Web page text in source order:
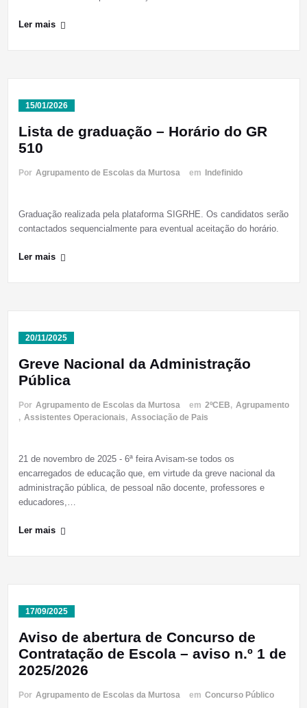
Ler mais
15/01/2026
Lista de graduação – Horário do GR
510
Por Agrupamento de Escolas da Murtosa em Indefinido
Graduação realizada pela plataforma SIGRHE. Os candidatos serão
contactados sequencialmente para eventual aceitação do horário.
Ler mais
20/11/2025
Greve Nacional da Administração
Pública
Por Agrupamento de Escolas da Murtosa em 2ºCEB, Agrupamento
, Assistentes Operacionais, Associação de Pais
21 de novembro de 2025 - 6ª feira Avisam-se todos os
encarregados de educação que, em virtude da greve nacional da
administração pública, de pessoal não docente, professores e
educadores,…
Ler mais
17/09/2025
Aviso de abertura de Concurso de
Contratação de Escola – aviso n.º 1 de
2025/2026
Por Agrupamento de Escolas da Murtosa em Concurso Público